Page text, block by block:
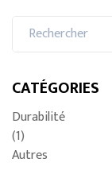
CATÉGORIES
Durabilité
(1)
Autres